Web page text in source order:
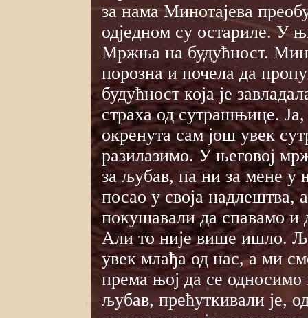
за нама Минотајева
одједном су остариле. У
Мржња на будућност.
порозна и почела да
будућност која је
страха од сутрашњице.
окренута сам још увек
разилазимо. У његовој
за љубав, па ни за мене
посао у своја надлештва,
покушавали да спавамо
Али то није више ишло.
увек млађа од нас, а ми
према њој да се
љубав, прећуткивали је,